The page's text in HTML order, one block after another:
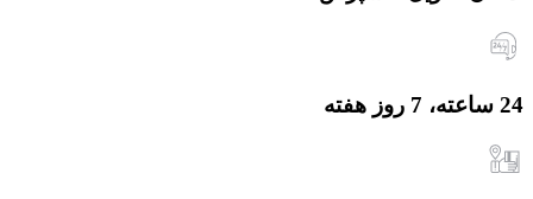
24 ساعته، 7 روز هفته